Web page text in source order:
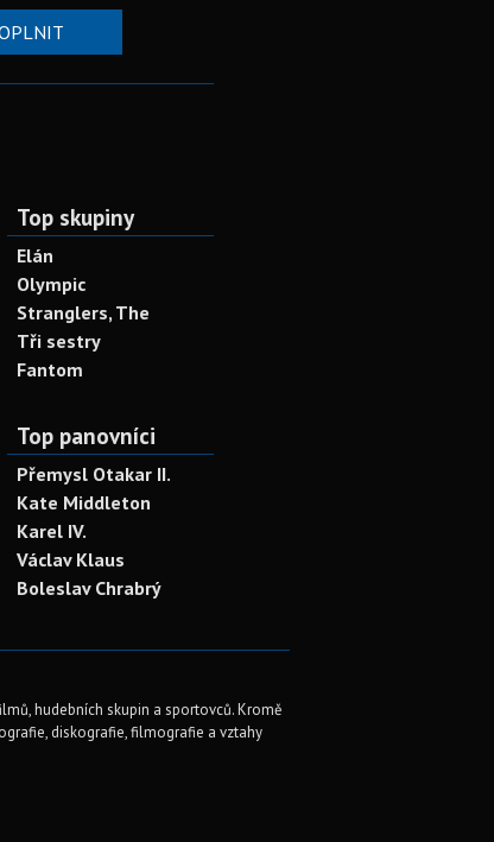
Top skupiny
Elán
Olympic
Stranglers, The
Tři sestry
Fantom
Top panovníci
Přemysl Otakar II.
Kate Middleton
Karel IV.
Václav Klaus
Boleslav Chrabrý
hudebních skupin a sportovců. Kromě
diskografie, filmografie a vztahy